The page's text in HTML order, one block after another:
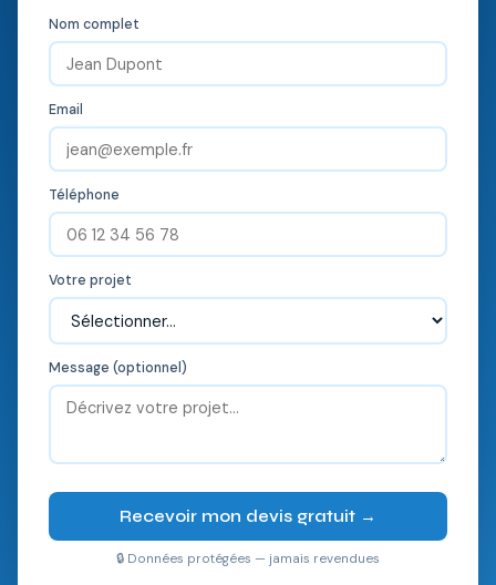
Nom complet
Email
Téléphone
Votre projet
Message (optionnel)
Recevoir mon devis gratuit →
🔒 Données protégées — jamais revendues